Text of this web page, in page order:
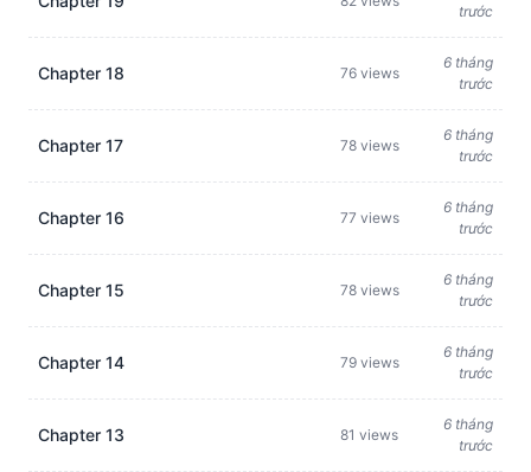
trước
Chapter 18 76 views
6 tháng
trước
Chapter 17 78 views
6 tháng
trước
Chapter 16 77 views
6 tháng
trước
Chapter 15 78 views
6 tháng
trước
Chapter 14 79 views
6 tháng
trước
Chapter 13 81 views
6 tháng
trước